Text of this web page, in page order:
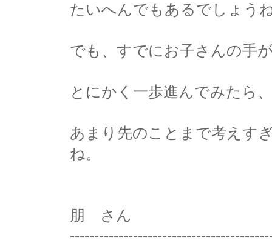
たいへんでもあるでしょう
でも、すでにお子さんの手
とにかく一歩進んでみたら
あまり先のことまで考えす
ね。
朋 さん